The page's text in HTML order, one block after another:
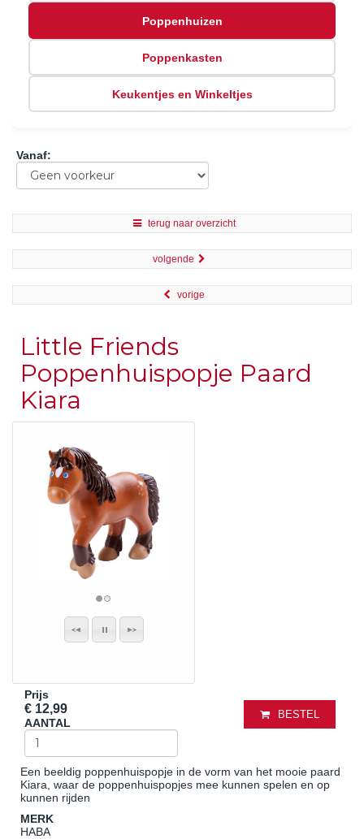
Poppenhuizen
Poppenkasten
Keukentjes en Winkeltjes
Vanaf:
terug naar overzicht
volgende
vorige
Little Friends
Poppenhuispopje Paard
Kiara
Prijs
€ 12,99
AANTAL
BESTEL
Een beeldig poppenhuispopje in de vorm van het mooie paard
Kiara, waar de poppenhuispopjes mee kunnen spelen en op
kunnen rijden
MERK
HABA